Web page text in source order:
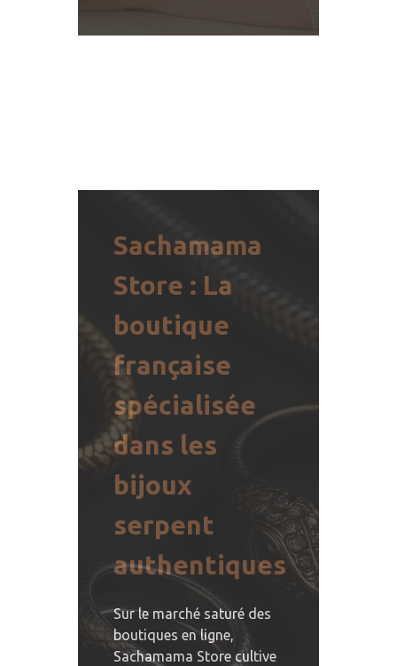
Sachamama
Store : La
boutique
française
spécialisée
dans les
bijoux
serpent
authentiques
Sur le marché saturé des
boutiques en ligne,
Sachamama Store cultive